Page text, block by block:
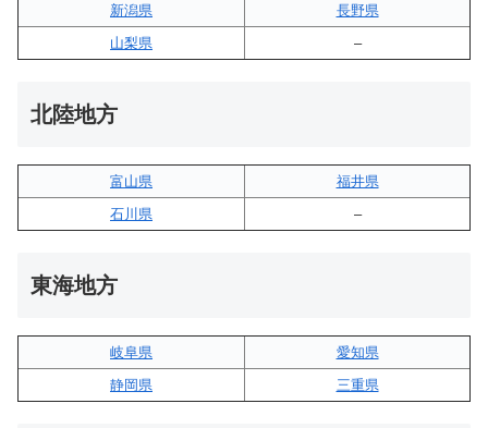
新潟県
長野県
山梨県
–
北陸地方
富山県
福井県
石川県
–
東海地方
岐阜県
愛知県
静岡県
三重県